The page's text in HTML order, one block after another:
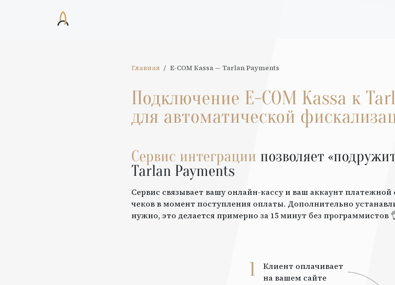
Главная E-COM Кassa— Tarlan Payments
Подключение E-COM Кassa к
для автоматической
Сервис интеграции позволяет
Tarlan Payments
Сервис связывает вашу онлайн-кассу и ваш аккаунт
чеков в момент поступления оплаты. Дополнительно
нужно, это делается примерно за 15 минут без программистов
1
Клиент оплачивает
на вашем сайте